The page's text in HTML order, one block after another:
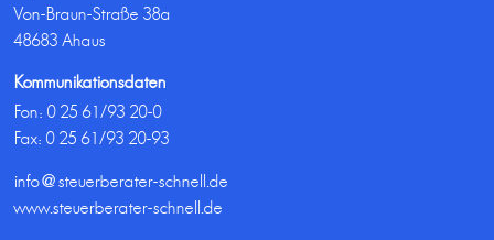
Von-Braun-Straße 38a
48683 Ahaus
Kommunikationsdaten
Fon:0 25 61/93 20-0
Fax: 0 25 61/93 20-93
info@steuerberater-schnell.de
www.steuerberater-schnell.de